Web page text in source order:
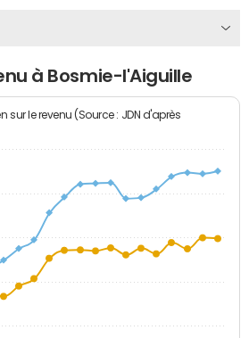
à Bosmie-l'Aiguille
sur le revenu (Source : JDN d'après